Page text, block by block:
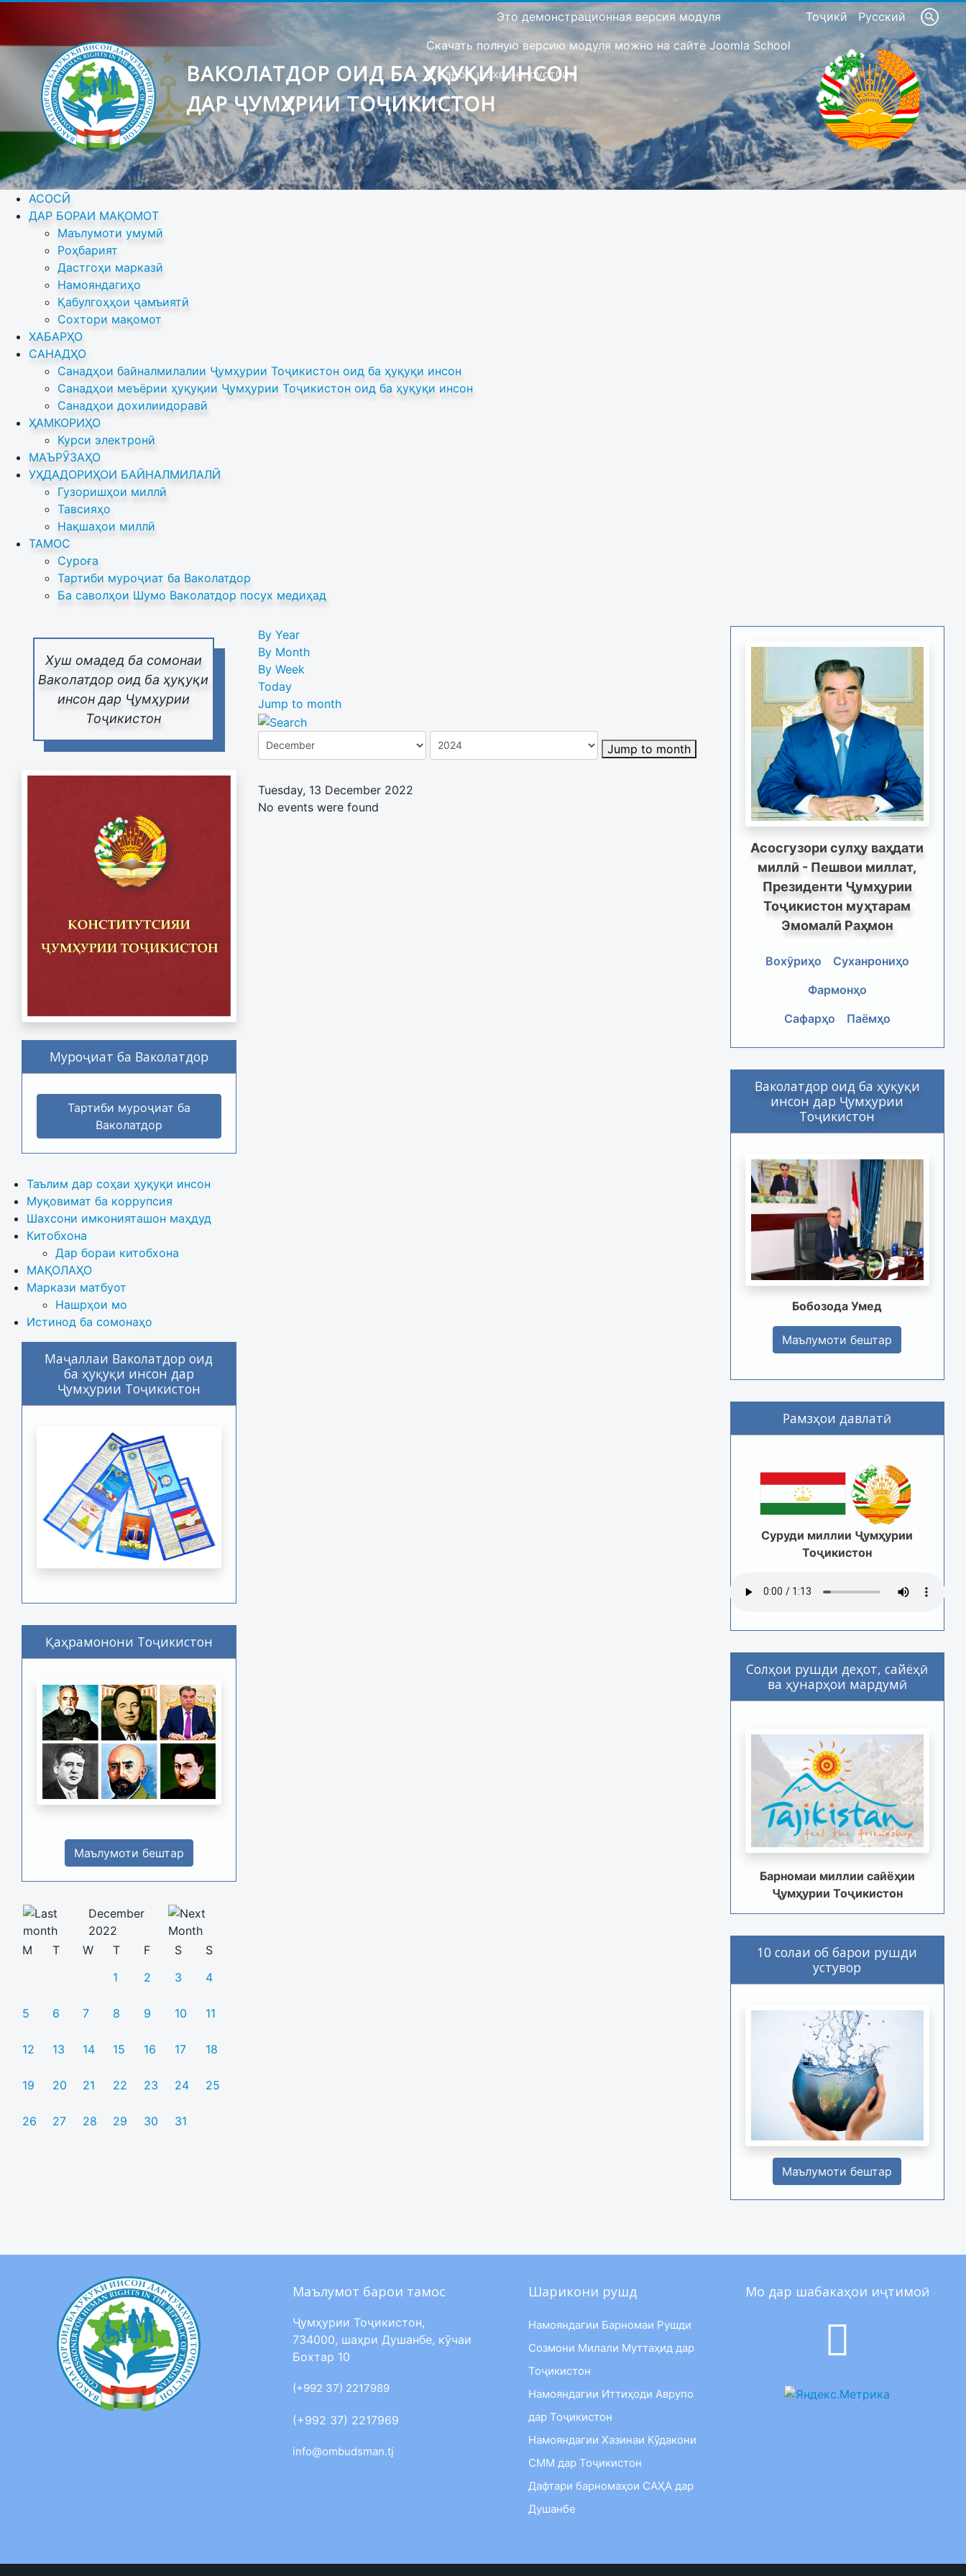
Тоҷикӣ Русский
Это демонстрационная версия модуля
Скачать полную версию модуля можно на сайте Joomla School
Барои шахсони сустбин
ВАКОЛАТДОР ОИД БА ҲУҚУҚИ ИНСОН
ДАР ҶУМҲУРИИ ТОҶИКИСТОН
АСОСӢ
ДАР БОРАИ МАҚОМОТ
Маълумоти умумӣ
Роҳбарият
Дастгоҳи марказӣ
Намояндагиҳо
Қабулгоҳҳои ҷамъиятӣ
Сохтори мақомот
ХАБАРҲО
САНАДҲО
Санадҳои байналмилалии Ҷумҳурии Тоҷикистон оид ба ҳуқуқи инсон
Санадҳои меъёрии ҳуқуқии Ҷумҳурии Тоҷикистон оид ба ҳуқуқи инсон
Санадҳои дохилиидоравӣ
ҲАМКОРИҲО
Курси электронӣ
МАЪРӮЗАҲО
УҲДАДОРИҲОИ БАЙНАЛМИЛАЛӢ
Гузоришҳои миллӣ
Тавсияҳо
Нақшаҳои миллӣ
ТАМОС
Суроға
Тартиби муроҷиат ба Ваколатдор
Ба саволҳои Шумо Ваколатдор посух медиҳад
Хуш омадед ба сомонаи
Ваколатдор оид ба ҳуқуқи
инсон дар Ҷумҳурии
Тоҷикистон
Муроҷиат ба Ваколатдор
Тартиби муроҷиат ба
Ваколатдор
Таълим дар соҳаи ҳуқуқи инсон
Муқовимат ба коррупсия
Шахсони имконияташон маҳдуд
Китобхона
Дар бораи китобхона
МАҚОЛАҲО
Маркази матбуот
Нашрҳои мо
Истинод ба сомонаҳо
Маҷаллаи Ваколатдор оид
ба ҳуқуқи инсон дар
Ҷумҳурии Тоҷикистон
Қаҳрамонони Тоҷикистон
Маълумоти бештар
December
2022
M
T W T F S
S
1
2 3 4
5 6 7 8 9 10 11
12 13 14 15 16 17 18
19 20 21 22 23 24 25
26 27 28 29 30 31
By Year
By Month
By Week
Today
Jump to month
Jump to month
Tuesday, 13 December 2022
No events were found
Асосгузори сулҳу ваҳдати
миллӣ - Пешвои миллат,
Президенти Ҷумҳурии
Тоҷикистон муҳтарам
Эмомалӣ Раҳмон
Вохӯриҳо
Суханрониҳо
Фармонҳо
Сафарҳо
Паёмҳо
Ваколатдор оид ба ҳуқуқи
инсон дар Ҷумҳурии
Тоҷикистон
Бобозода Умед
Маълумоти бештар
Рамзҳои давлатӣ
Суруди миллии Ҷумҳурии
Тоҷикистон
Солҳои рушди деҳот, сайёҳӣ
ва ҳунарҳои мардумӣ
Барномаи миллии сайёҳии
Ҷумҳурии Тоҷикистон
10 солаи об барои рушди
устувор
Маълумоти бештар
Маълумот барои тамос
Ҷумҳурии Тоҷикистон,
734000, шаҳри Душанбе, кӯчаи
Бохтар 10
(+992 37) 2217989
(+992 37) 2217969
info@ombudsman.tj
Шарикони рушд
Намояндагии Барномаи Рушди
Созмони Милали Муттаҳид дар
Тоҷикистон
Намояндагии Иттиҳоди Аврупо
дар Тоҷикистон
Намояндагии Хазинаи Кӯдакони
СММ дар Тоҷикистон
Дафтари барномаҳои САҲА дар
Душанбе
Мо дар шабакаҳои иҷтимоӣ